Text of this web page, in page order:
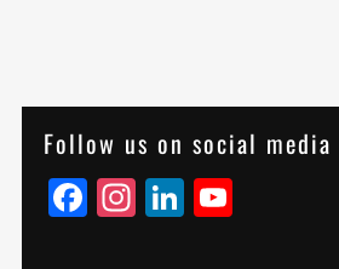
Follow us on social media
Facebook
Instagram
LinkedIn